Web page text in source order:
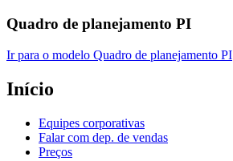
Quadro de planejamento PI
Ir para o modelo Quadro de planejamento PI
Início
Equipes corporativas
Falar com dep. de vendas
Preços